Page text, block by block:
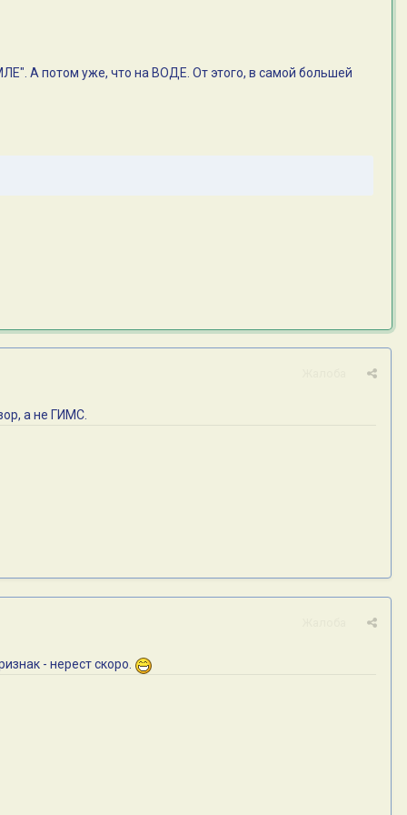
А потом уже, что на ВОДЕ. От этого, в самой большей
а не ГИМС.
- нерест скоро.